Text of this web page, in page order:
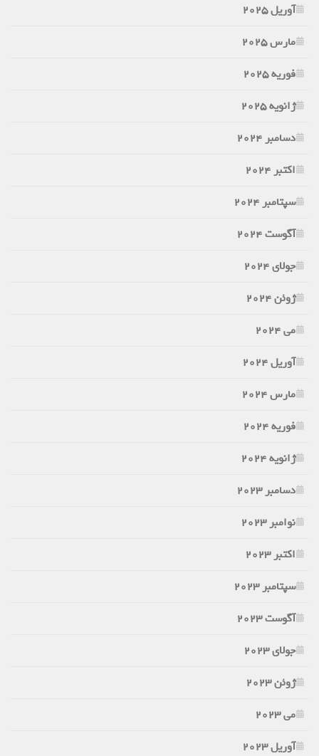
آوریل 2025
مارس 2025
فوریه 2025
ژانویه 2025
دسامبر 2024
اکتبر 2024
سپتامبر 2024
آگوست 2024
جولای 2024
ژوئن 2024
می 2024
آوریل 2024
مارس 2024
فوریه 2024
ژانویه 2024
دسامبر 2023
نوامبر 2023
اکتبر 2023
سپتامبر 2023
آگوست 2023
جولای 2023
ژوئن 2023
می 2023
آوریل 2023